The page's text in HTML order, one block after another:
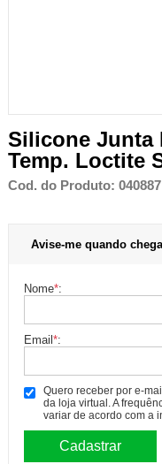
Silicone Junta
Temp. Loctite
Cod. do Produto: 040887
Avise-me quando
Nome*:
Email*:
Quero receber por e-
da loja virtual. A
variar de acordo com a